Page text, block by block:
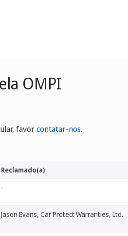
OMPI
favorcontatar-nos.
Reclamado(a)
-
Jason Evans, Car Protect Warranties, Ltd.